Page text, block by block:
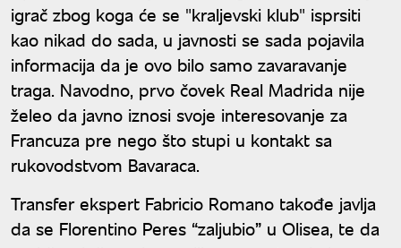
igrač zbog koga će se "kraljevski klub" isprsiti
kao nikad do sada, u javnosti se sada pojavila
informacija da je ovo bilo samo zavaravanje
traga. Navodno, prvo čovek Real Madrida nije
želeo da javno iznosi svoje interesovanje za
Francuza pre nego što stupi u kontakt sa
rukovodstvom Bavaraca.
Transfer ekspert Fabricio Romano takođe javlja
da se Florentino Peres “zaljubio” u Olisea, te da